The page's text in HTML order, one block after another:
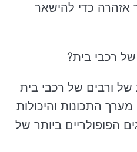
אזהרה כדי להישאר
רכבי בית?
ורבים של רכבי בית
התכונות והיכולות
הפופולריים ביותר של